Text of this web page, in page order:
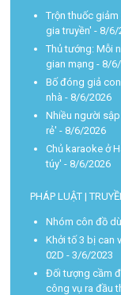
Trộn thuốc
gia truyền' - 8/6/
Thủ tướng: Mỗi
gian mạng - 8/
Bố đóng giả
nhà - 8/6/2026
Nhiều người
rẻ' - 8/6/2026
Chủ karaoke ở
túy' - 8/6/2026
PHÁP LUẬT |
Nhóm côn đồ
Khởi tố 3 bị can
02D - 3/6/2023
Đối tượng cầm
công vụ ra đầu